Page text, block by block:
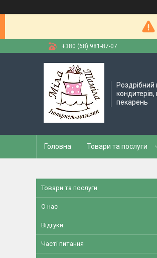
+380 (68) 981-87-07
пекарень
Головна Товари та послуги
Товари та послуги
О нас
Відгуки
Часті питання